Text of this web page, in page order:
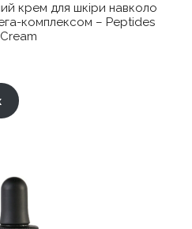
крем для шкіри навколо
комплексом – Peptides